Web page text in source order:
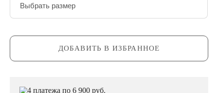
Выбрать размер
ДОБАВИТЬ В ИЗБРАННОЕ
4 платежа по 6 900 руб.